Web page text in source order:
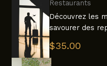
Restaurants
Découvrez les
savourer des
$35.00